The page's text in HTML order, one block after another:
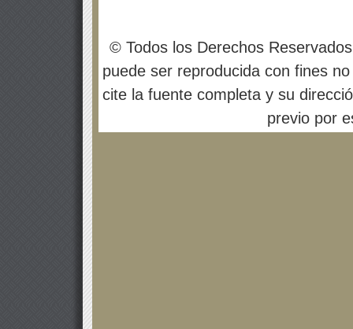
© Todos los Derechos
puede ser reproducida con fines
cite la fuente completa y su
previo por